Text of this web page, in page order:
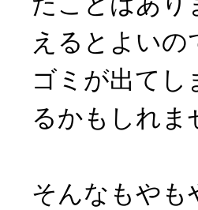
えるとよい
ゴミが出て
るかもしれま
そんなもやも